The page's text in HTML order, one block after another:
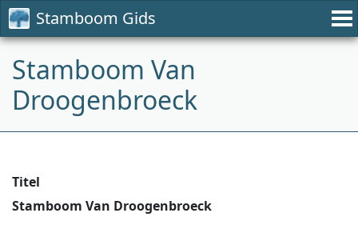
Stamboom Gids
Stamboom Van
Droogenbroeck
Titel
Stamboom Van Droogenbroeck